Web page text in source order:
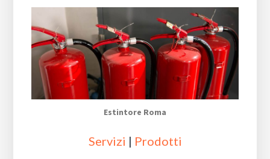
Estintore Roma
Servizi | Prodotti